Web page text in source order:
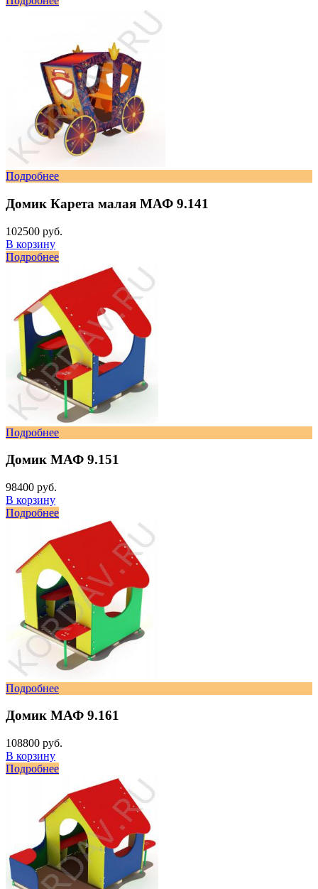
Подробнее
Домик Карета малая МАФ 9.141
102500 руб.
В корзину
Подробнее
Подробнее
Домик МАФ 9.151
98400 руб.
В корзину
Подробнее
Подробнее
Домик МАФ 9.161
108800 руб.
В корзину
Подробнее